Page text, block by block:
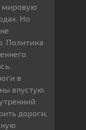
мировую
Но
Политика
в
впустую.
дороги,